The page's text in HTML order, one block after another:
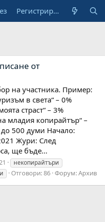
Регистрирай се
от
на участника. Пример:
в света“ – 0%
страст“ – 3%
младия копирайтър“ –
500 думи Начало:
Жури: След
ще бъде...
некопирайтъри
Отговори: 86 Форум:Архив